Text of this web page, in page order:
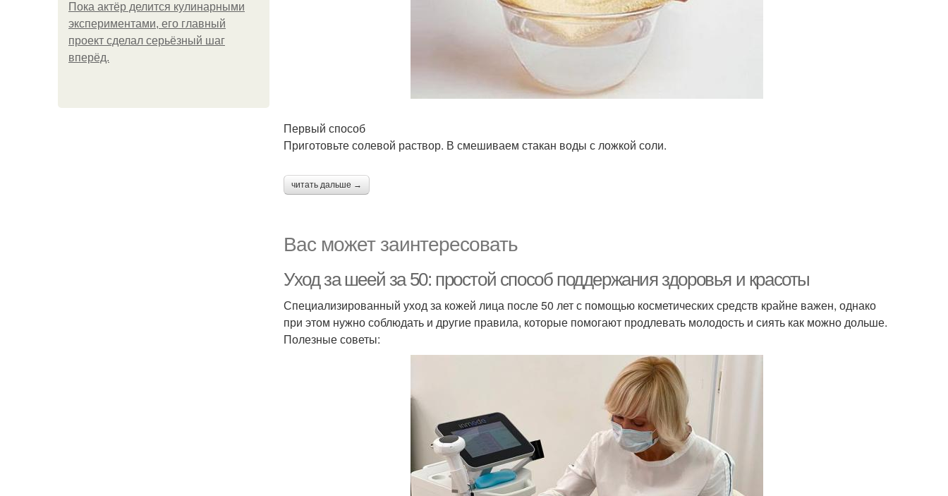
Пока актёр делится кулинарными
экспериментами, его главный
проект сделал серьёзный шаг
вперёд.
Первый способ
Приготовьте солевой раствор. В смешиваем стакан воды с ложкой соли.
читать дальше →
Вас может заинтересовать
Уход за шеей за 50: простой способ поддержания здоровья и красоты
Специализированный уход за кожей лица после 50 лет с помощью косметических средств крайне важен, однако
при этом нужно соблюдать и другие правила, которые помогают продлевать молодость и сиять как можно дольше.
Полезные советы: